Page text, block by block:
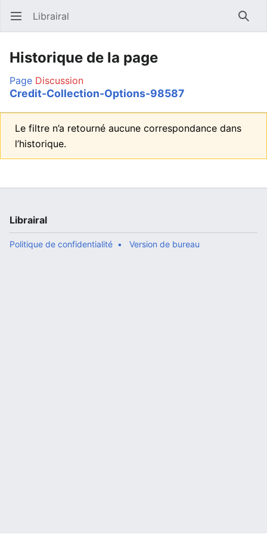
Ouvrir le menu principal Librairal
Historique de la page
Page Discussion
Credit-Collection-Options-98587
Le filtre n’a retourné aucune correspondance dans
l’historique.
Librairal
Politique de confidentialité Version de bureau